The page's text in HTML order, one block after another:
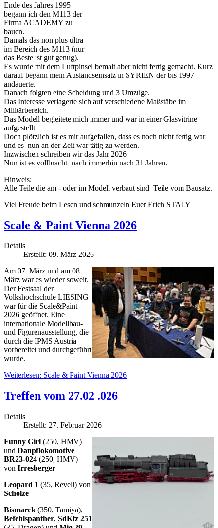
Ende des Jahres 1995
begann ich den M113 der
Firma ACADEMY zu
bauen.
Damals das non plus ultra
im Bereich des M113 (nur
das Beste ist gut genug).
Es wurde mit dem Luftpinsel bemalt aber nicht fertig gemacht. Kurz
darauf begann mein Auslandseinsatz in SYRIEN der bis 1997
andauerte.
Danach folgten eine Scheidung und 3 Umzüge.
Das Interesse verlagerte sich auf verschiedene Maßstäbe im
Militärbereich.
Das Modell begleitete mich immer und war in einer Glasvitrine
aufgestellt.
Doch plötzlich ist es mir aufgefallen, dass es noch nicht fertig war
und es nun an der Zeit war tätig zu werden.
Inzwischen schreiben wir das Jahr 2026
Nun ist es vollbracht- nach immerhin nach 31 Jahren.
Hinweis:
Alle Teile die am - oder im Modell verbaut sind Teile vom Bausatz.
Viel Freude beim Lesen und schmunzeln Euer Erich STALY
Scale & Paint Vienna 2026
Details
Erstellt: 09. März 2026
Am 07. März und am 08.
März war es wieder soweit.
Der Festsaal der
Volkshochschule LIESING
war für die Scale&Paint
2026 geöffnet. Eine
internationale Modellbau-
und Figurenausstellung, die
durch die IPMS Austria
vorbereitet und durchgeführt
wurde.
Weiterlesen: Scale & Paint Vienna 2026
Treffen vom 27.02 .026
Details
Erstellt: 27. Februar 2026
Funny Girl (250, HMV)
und Danpflokomotive
BR23-024 (250, HMV)
von Irresberger
Leopard 1 (35, Revell) von
Scholze
Bismarck (350, Tamiya),
Befehlspanther, SdKfz 251